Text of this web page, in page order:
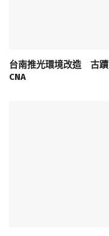
台南推光環境改造 古
CNA